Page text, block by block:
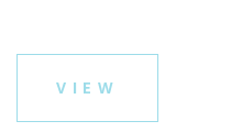
VIEW